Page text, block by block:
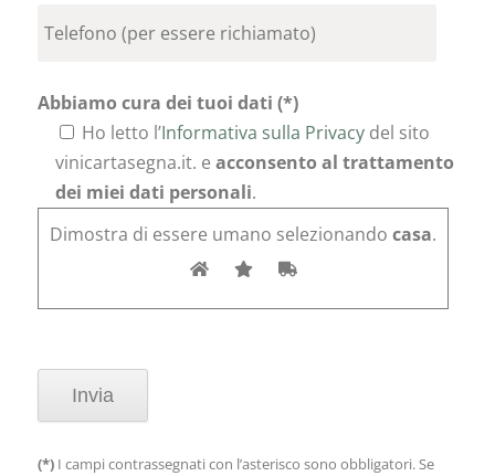
Abbiamo cura dei tuoi dati (*)
Ho letto l’Informativa sulla Privacy del sito
vinicartasegna.it. e acconsento al trattamento
dei miei dati personali.
Dimostra di essere umano selezionando casa.
(*) I campi contrassegnati con l’asterisco sono obbligatori. Se